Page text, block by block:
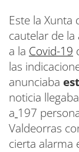
Este la Xunta
cautelar de
a la Covid-19
las
anunciaba
noticia
a 197
Valdeorras
cierta alarma